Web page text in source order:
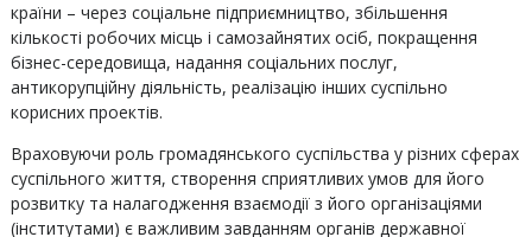
країни – через соціальне підприємництво, збільшення
кількості робочих місць і самозайнятих осіб, покращення
бізнес-середовища, надання соціальних послуг,
антикорупційну діяльність, реалізацію інших суспільно
корисних проектів.
Враховуючи роль громадянського суспільства у різних сферах
суспільного життя, створення сприятливих умов для його
розвитку та налагодження взаємодії з його організаціями
(інститутами) є важливим завданням органів державної